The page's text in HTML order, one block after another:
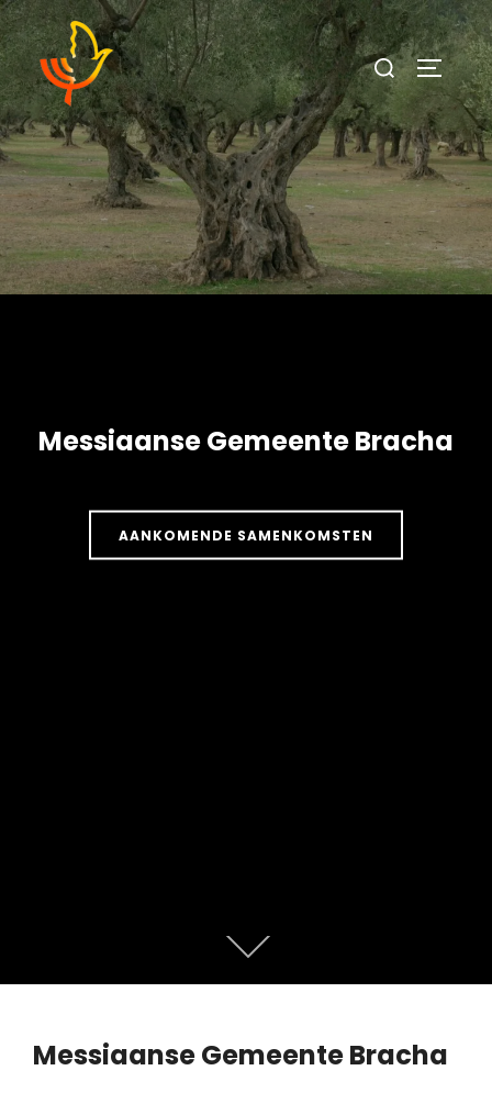
Messiaanse Gemeente Bracha
AANKOMENDE SAMENKOMSTEN
Messiaanse Gemeente Bracha